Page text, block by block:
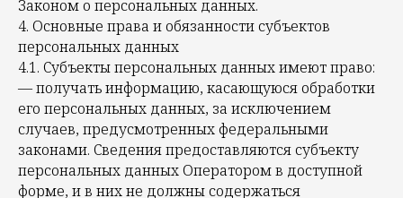
Законом о персональных данных.
4. Основные права и обязанности субъектов
персональных данных
4.1. Субъекты персональных данных имеют право:
— получать информацию, касающуюся обработки
его персональных данных, за исключением
случаев, предусмотренных федеральными
законами. Сведения предоставляются субъекту
персональных данных Оператором в доступной
форме, и в них не должны содержаться